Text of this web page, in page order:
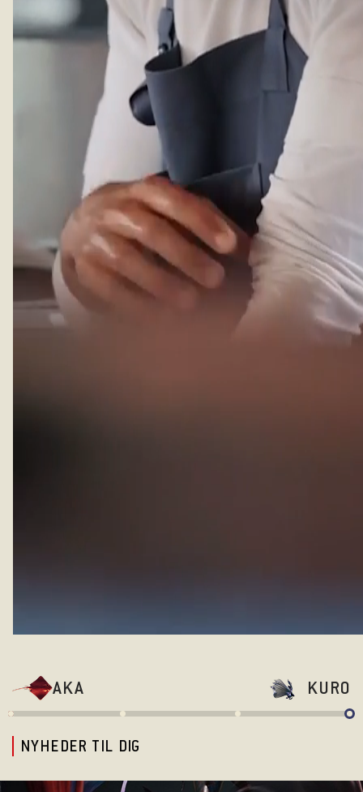
AKA KURO
NYHEDER TIL DIG